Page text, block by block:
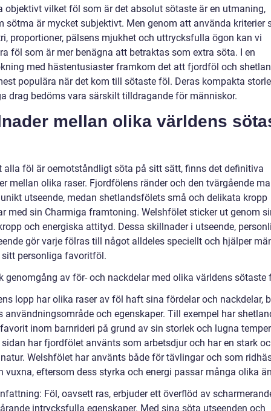
objektivt vilket föl som är det absolut sötaste är en utmaning,
sötma är mycket subjektivt. Men genom att använda kriterier
proportioner, pälsens mjukhet och uttrycksfulla ögon kan vi
föl som är mer benägna att betraktas som extra söta. I en
med hästentusiaster framkom det att fjordföl och
populära när det kom till sötaste föl. Deras kompakta
drag bedöms vara särskilt tilldragande för människor.
mellan olika världens
alla föl är oemotståndligt söta på sitt sätt, finns det definitiva
mellan olika raser. Fjordfölens ränder och den tvärgående
utseende, medan shetlandsfölets små och delikata kropp
med sin Charmiga framtoning. Welshfölet sticker ut genom
och energiska attityd. Dessa skillnader i utseende,
gör varje fölras till något alldeles speciellt och hjälper
personliga favoritföl.
genomgång av för- och nackdelar med olika världens sötaste
lopp har olika raser av föl haft sina fördelar och nackdelar,
användningsområde och egenskaper. Till exempel har
inom barnrideri på grund av sin storlek och lugna
sidan har fjordfölet använts som arbetsdjur och har en stark
Welshfölet har använts både för tävlingar och som
vuxna, eftersom dess styrka och energi passar många olika
Föl, oavsett ras, erbjuder ett överflöd av
intrycksfulla egenskaper. Med sina söta utseenden och